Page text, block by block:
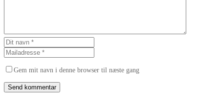
Gem mit navn i denne browser til næste gang